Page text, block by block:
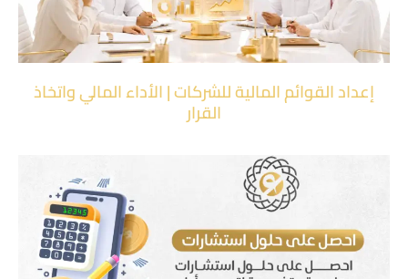
إعداد القوائم المالية للشركات | الأداء المالي واتخاذ
القرار